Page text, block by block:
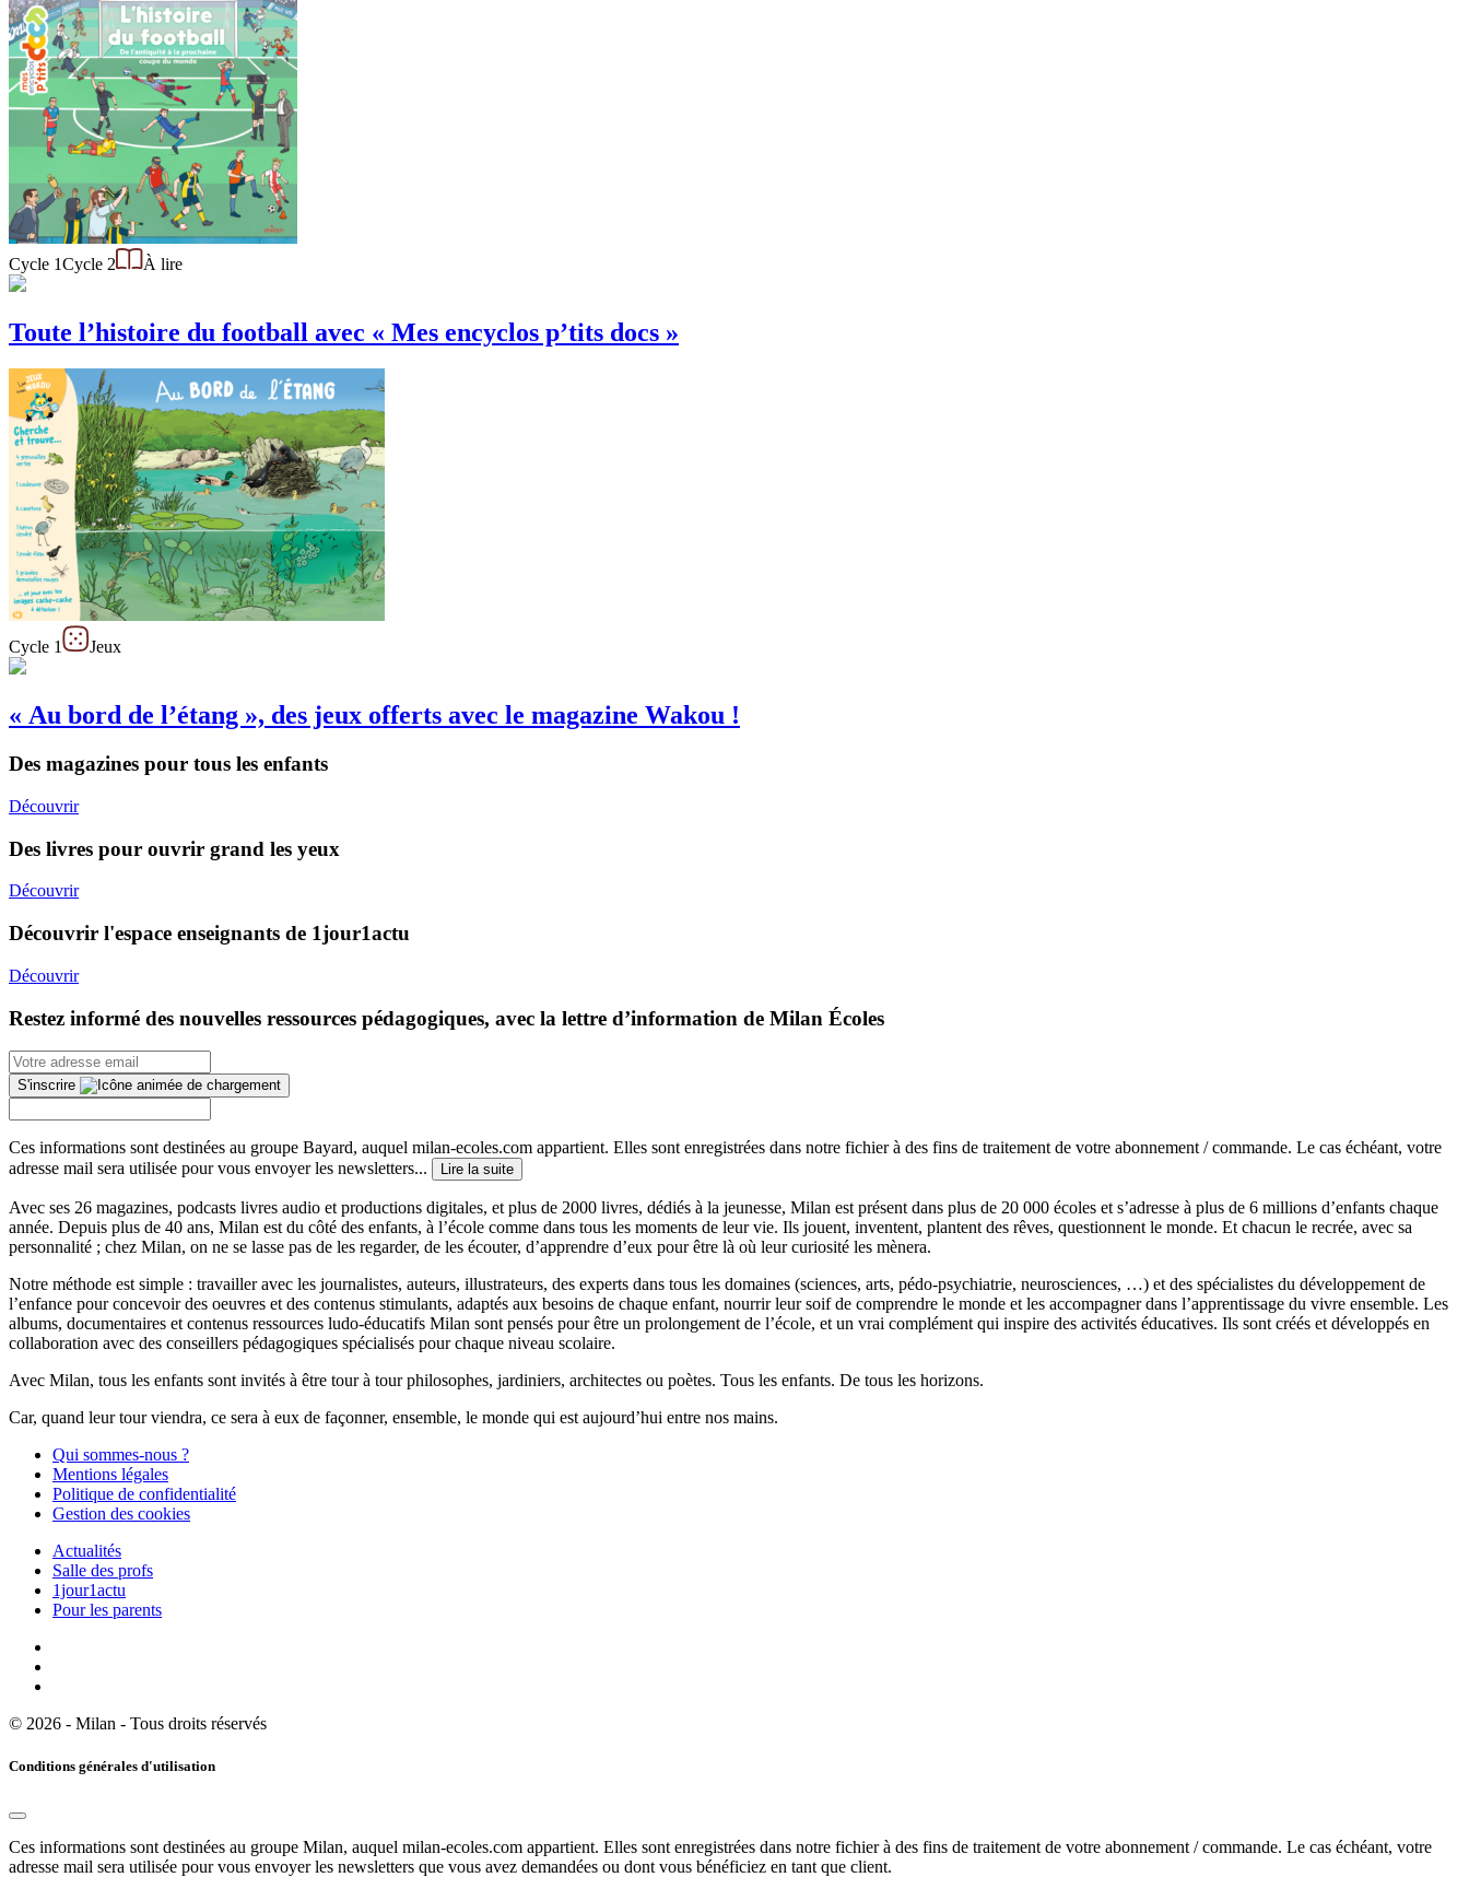
Cycle 1Cycle 2 À lire
Toute l’histoire du football avec « Mes encyclos p’tits docs »
Cycle 1 Jeux
« Au bord de l’étang », des jeux offerts avec le magazine Wakou !
Des magazines pour tous les enfants
Découvrir
Des livres pour ouvrir grand les yeux
Découvrir
Découvrir l'espace enseignants de 1jour1actu
Découvrir
Restez informé des nouvelles ressources pédagogiques, avec la lettre d’information de Milan Écoles
S'inscrire
Ces informations sont destinées au groupe Bayard, auquel milan-ecoles.com appartient. Elles sont enregistrées dans notre fichier à des fins de traitement de votre abonnement / commande. Le cas échéant, votre
adresse mail sera utilisée pour vous envoyer les newsletters...
Lire la suite
Avec ses 26 magazines, podcasts livres audio et productions digitales, et plus de 2000 livres, dédiés à la jeunesse, Milan est présent dans plus de 20 000 écoles et s’adresse à plus de 6 millions d’enfants chaque
année. Depuis plus de 40 ans, Milan est du côté des enfants, à l’école comme dans tous les moments de leur vie. Ils jouent, inventent, plantent des rêves, questionnent le monde. Et chacun le recrée, avec sa
personnalité ; chez Milan, on ne se lasse pas de les regarder, de les écouter, d’apprendre d’eux pour être là où leur curiosité les mènera.
Notre méthode est simple : travailler avec les journalistes, auteurs, illustrateurs, des experts dans tous les domaines (sciences, arts, pédo-psychiatrie, neurosciences, …) et des spécialistes du développement de
l’enfance pour concevoir des oeuvres et des contenus stimulants, adaptés aux besoins de chaque enfant, nourrir leur soif de comprendre le monde et les accompagner dans l’apprentissage du vivre ensemble. Les
albums, documentaires et contenus ressources ludo-éducatifs Milan sont pensés pour être un prolongement de l’école, et un vrai complément qui inspire des activités éducatives. Ils sont créés et développés en
collaboration avec des conseillers pédagogiques spécialisés pour chaque niveau scolaire.
Avec Milan, tous les enfants sont invités à être tour à tour philosophes, jardiniers, architectes ou poètes. Tous les enfants. De tous les horizons.
Car, quand leur tour viendra, ce sera à eux de façonner, ensemble, le monde qui est aujourd’hui entre nos mains.
Qui sommes-nous ?
Mentions légales
Politique de confidentialité
Gestion des cookies
Actualités
Salle des profs
1jour1actu
Pour les parents
© 2026 - Milan - Tous droits réservés
Conditions générales d'utilisation
Ces informations sont destinées au groupe Milan, auquel milan-ecoles.com appartient. Elles sont enregistrées dans notre fichier à des fins de traitement de votre abonnement / commande. Le cas échéant, votre
adresse mail sera utilisée pour vous envoyer les newsletters que vous avez demandées ou dont vous bénéficiez en tant que client.